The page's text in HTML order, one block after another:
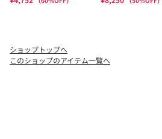
ショップトップへ
このショップのアイテム一覧へ